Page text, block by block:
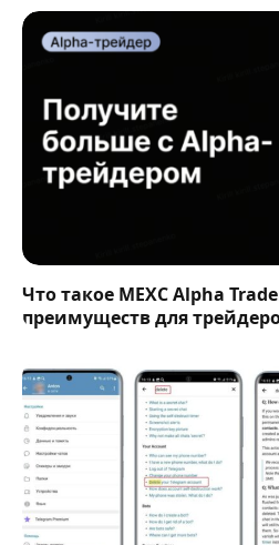
Что такое MEXC Alpha
преимуществ для